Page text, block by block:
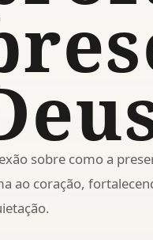
sobre como a
ao coração,